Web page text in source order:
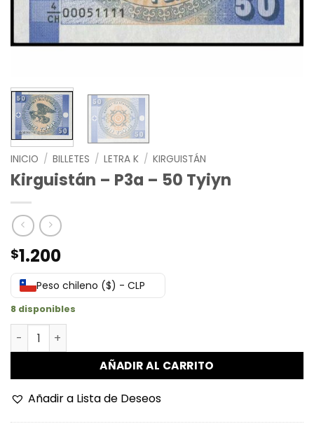
INICIO / BILLETES / LETRA K / KIRGUISTÁN
Kirguistán – P3a – 50 Tyiyn
$1.200
Peso chileno ($) - CLP
8 disponibles
Kirguistán - P3a - 50 Tyiyn cantidad
AÑADIR AL CARRITO
Añadir a Lista de Deseos